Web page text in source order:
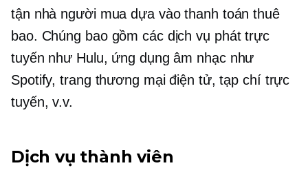
tận nhà người mua dựa vào thanh toán thuê
bao. Chúng bao gồm các dịch vụ phát trực
tuyến như Hulu, ứng dụng âm nhạc như
Spotify, trang thương mại điện tử, tạp chí trực
tuyến, v.v.
Dịch vụ thành viên